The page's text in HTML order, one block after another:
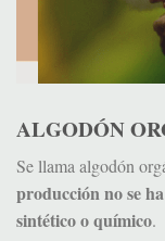
ALGODÓN
Se llama algodón
producción no se
sintético o químico.